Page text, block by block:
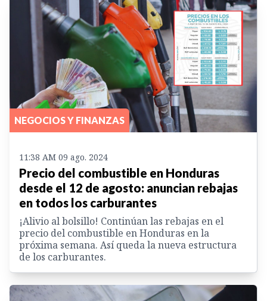
NEGOCIOS Y FINANZAS
11:38 AM 09 ago. 2024
Precio del combustible en Honduras
desde el 12 de agosto: anuncian rebajas
en todos los carburantes
¡Alivio al bolsillo! Continúan las rebajas en el
precio del combustible en Honduras en la
próxima semana. Así queda la nueva estructura
de los carburantes.